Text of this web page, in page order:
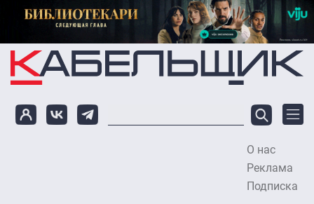
Перейти к основному содержанию
О нас
Реклама
Подписка